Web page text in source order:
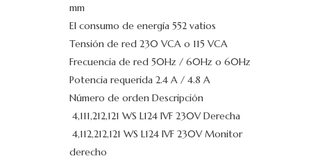
mm
El consumo de energía 552 vatios
Tensión de red 230 VCA o 115 VCA
Frecuencia de red 50Hz / 60Hz o 60Hz
Potencia requerida 2.4 A / 4.8 A
Número de orden Descripción
4,111,212,121 WS L124 IVF 230V Derecha
4,112,212,121 WS L124 IVF 230V Monitor
derecho